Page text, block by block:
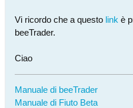
Vi ricordo che a questo link è
beeTrader.
Ciao
Manuale di beeTrader
Manuale di Fiuto Beta